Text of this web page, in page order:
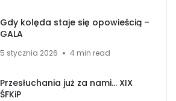
Gdy kolęda staje się opowieścią –
GALA
5 stycznia 2026 4 min read
Przesłuchania już za nami… XIX
ŚFKiP